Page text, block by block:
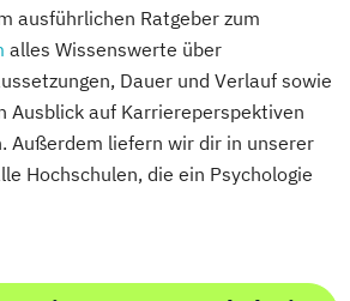
ausführlichen Ratgeber zum
alles Wissenswerte über
Dauer und Verlauf sowie
Ausblick auf Karriereperspektiven
Außerdem liefern wir dir in unserer
Hochschulen, die ein Psychologie